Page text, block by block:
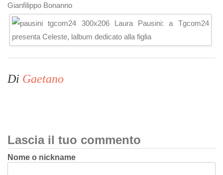
Gianfilippo Bonanno
Di Gaetano
Lascia il tuo commento
Nome o nickname